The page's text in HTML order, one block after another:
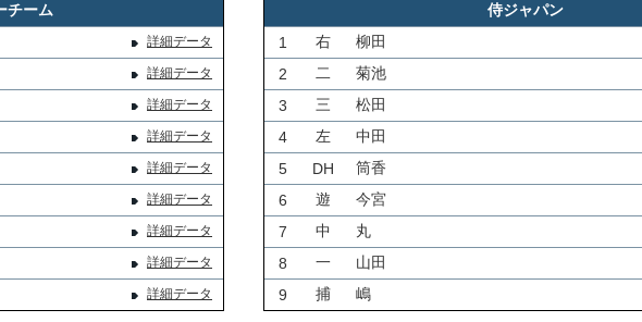
チーム
詳細データ
詳細データ
詳細データ
詳細データ
詳細データ
詳細データ
詳細データ
詳細データ
詳細データ
侍ジャパン
1
右 柳田
2 二 菊池
3 三 松田
4 左 中田
5 DH 筒香
6 遊 今宮
7 中 丸
8 一 山田
9 捕 嶋